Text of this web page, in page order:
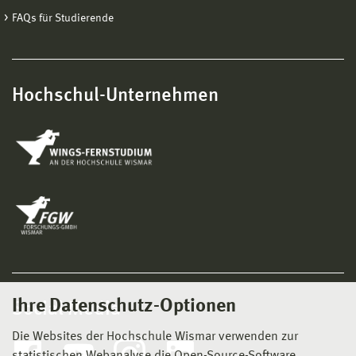
Ihre Datenschutz-Optionen
Die Websites der Hochschule Wismar verwenden zur
FAQs für Studierende
Hochschul-Unternehmen
Social Media